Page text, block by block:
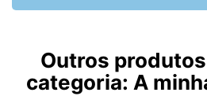
Outros
categoria: A